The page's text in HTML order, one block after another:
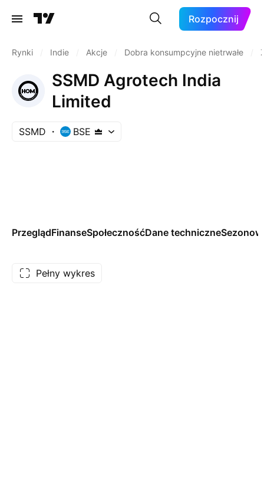
Rozpocznij
Rynki Indie Akcje Dobra konsumpcyjne nietrwałe
SSMD Agrotech India
Limited
SSMD BSE
PrzeglądFinanseSpołecznośćDane techniczne
Pełny wykres